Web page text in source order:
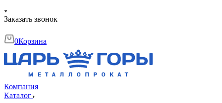
Заказать звонок
0Корзина
Компания
Каталог